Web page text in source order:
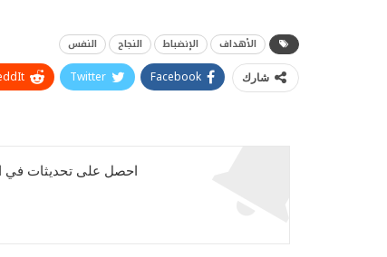
الأهداف الإنضباط النجاح النفس
شارك Facebook
Twitter
احصل على تحديثات في